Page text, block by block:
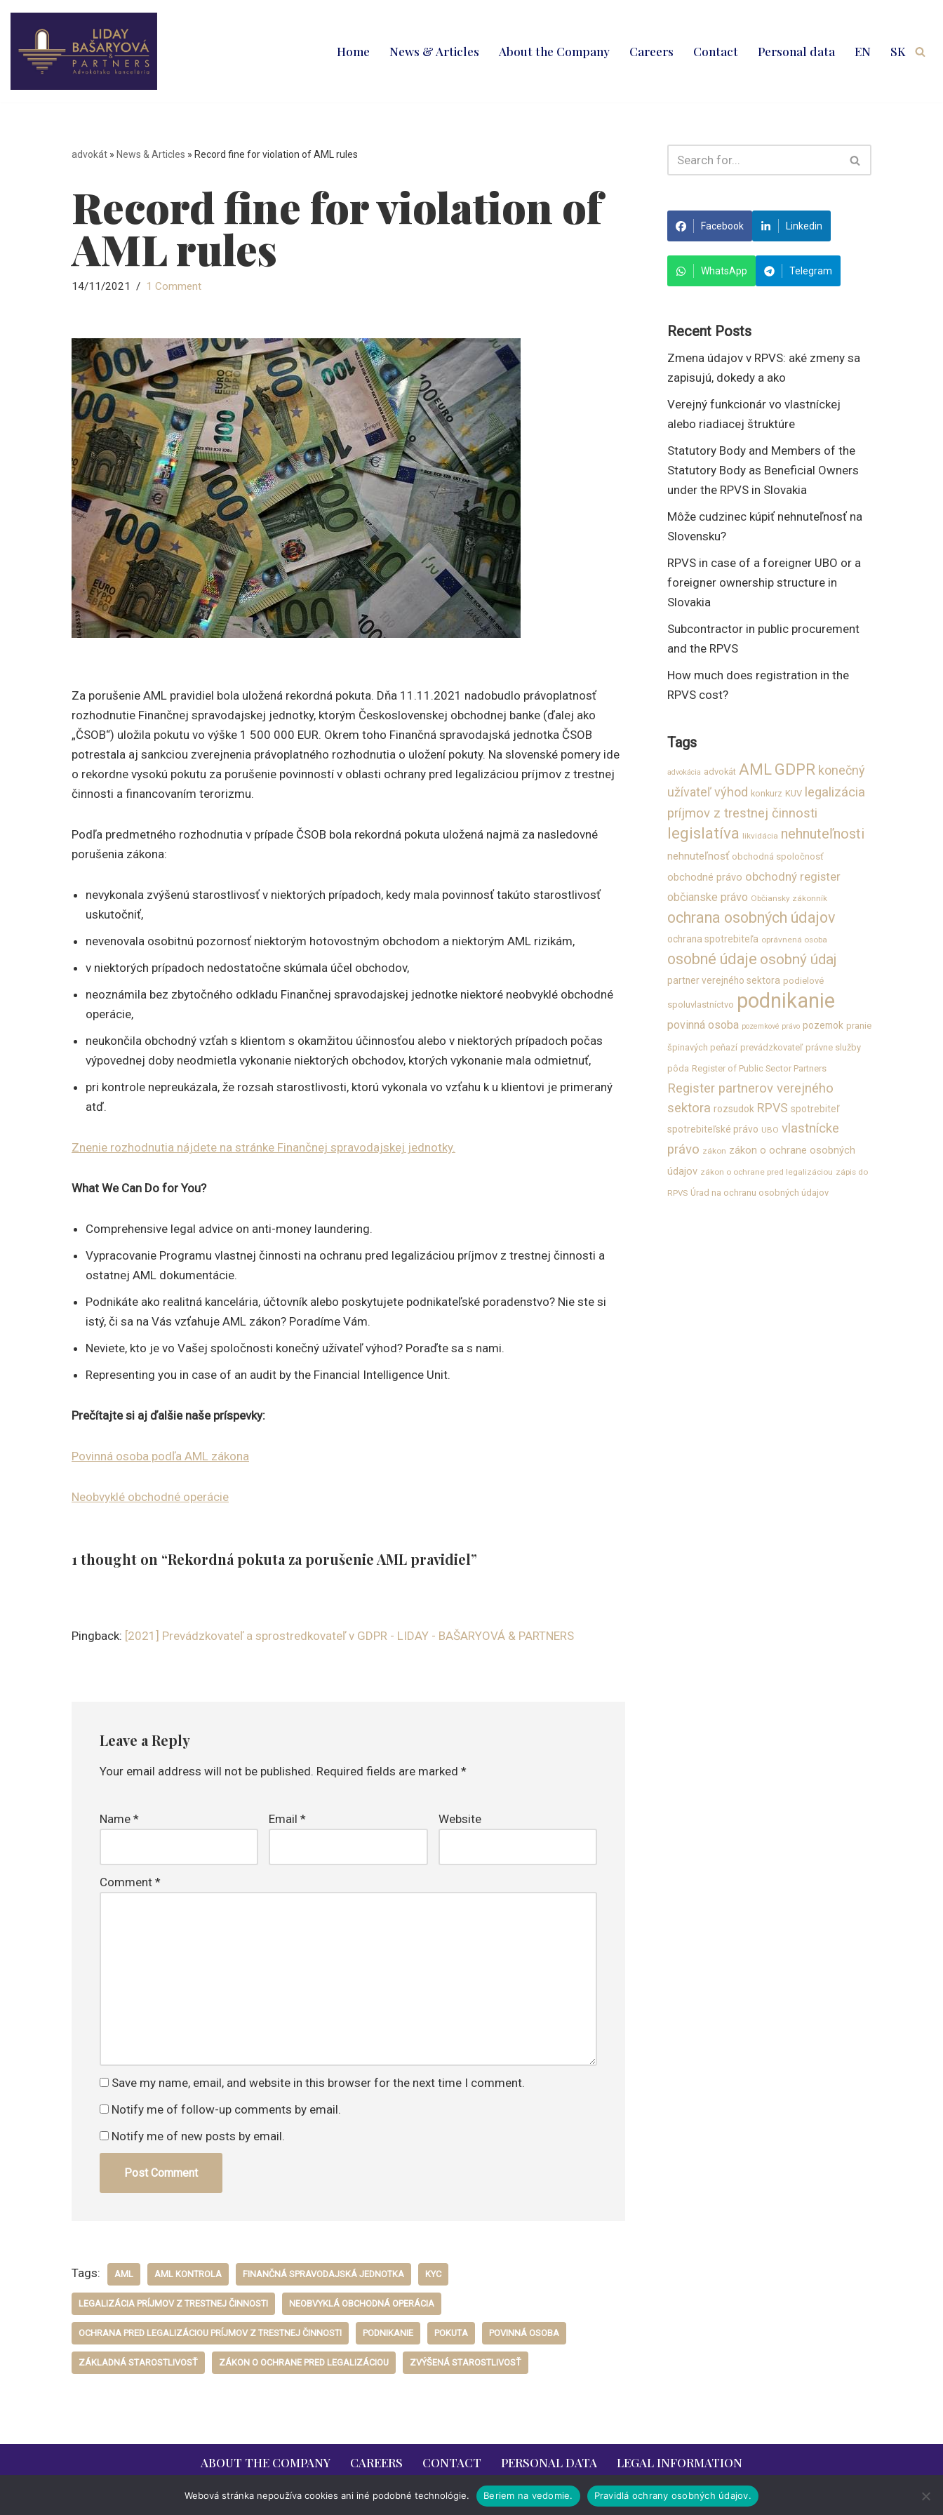
Home News & Articles About the Company Careers Contact Personal data EN SK
advokát » News & Articles » Record fine for violation of AML rules
Record fine for violation of
AML rules
14/11/2021 1 Comment
Za porušenie AML pravidiel bola uložená rekordná pokuta. Dňa 11.11.2021 nadobudlo právoplatnosť
rozhodnutie Finančnej spravodajskej jednotky, ktorým Československej obchodnej banke (ďalej ako
„ČSOB“) uložila pokutu vo výške 1 500 000 EUR. Okrem toho Finančná spravodajská jednotka ČSOB
potrestala aj sankciou zverejnenia právoplatného rozhodnutia o uložení pokuty. Na slovenské pomery ide
o rekordne vysokú pokutu za porušenie povinností v oblasti ochrany pred legalizáciou príjmov z trestnej
činnosti a financovaním terorizmu.
Podľa predmetného rozhodnutia v prípade ČSOB bola rekordná pokuta uložená najmä za nasledovné
porušenia zákona:
nevykonala zvýšenú starostlivosť v niektorých prípadoch, kedy mala povinnosť takúto starostlivosť
uskutočniť,
nevenovala osobitnú pozornosť niektorým hotovostným obchodom a niektorým AML rizikám,
v niektorých prípadoch nedostatočne skúmala účel obchodov,
neoznámila bez zbytočného odkladu Finančnej spravodajskej jednotke niektoré neobvyklé obchodné
operácie,
neukončila obchodný vzťah s klientom s okamžitou účinnosťou alebo v niektorých prípadoch počas
výpovednej doby neodmietla vykonanie niektorých obchodov, ktorých vykonanie mala odmietnuť,
pri kontrole nepreukázala, že rozsah starostlivosti, ktorú vykonala vo vzťahu k u klientovi je primeraný
atď.
Znenie rozhodnutia nájdete na stránke Finančnej spravodajskej jednotky.
What We Can Do for You?
Comprehensive legal advice on anti-money laundering.
Vypracovanie Programu vlastnej činnosti na ochranu pred legalizáciou príjmov z trestnej činnosti a
ostatnej AML dokumentácie.
Podnikáte ako realitná kancelária, účtovník alebo poskytujete podnikateľské poradenstvo? Nie ste si
istý, či sa na Vás vzťahuje AML zákon? Poradíme Vám.
Neviete, kto je vo Vašej spoločnosti konečný užívateľ výhod? Poraďte sa s nami.
Representing you in case of an audit by the Financial Intelligence Unit.
Prečítajte si aj ďalšie naše príspevky:
Povinná osoba podľa AML zákona
Neobvyklé obchodné operácie
1 thought on “Rekordná pokuta za porušenie AML pravidiel”
Pingback: [2021] Prevádzkovateľ a sprostredkovateľ v GDPR - LIDAY - BAŠARYOVÁ & PARTNERS
Leave a Reply
Your email address will not be published. Required fields are marked *
Name * Email* Website
Comment *
Save my name, email, and website in this browser for the next time I comment.
Notify me of follow-up comments by email.
Notify me of new posts by email.
Tags: AML AML KONTROLA FINANČNÁ SPRAVODAJSKÁ JEDNOTKA KYC
LEGALIZÁCIA PRÍJMOV Z TRESTNEJ ČINNOSTI NEOBVYKLÁ OBCHODNÁ OPERÁCIA
OCHRANA PRED LEGALIZÁCIOU PRÍJMOV Z TRESTNEJ ČINNOSTI PODNIKANIE POKUTA POVINNÁ OSOBA
ZÁKLADNÁ STAROSTLIVOSŤ ZÁKON O OCHRANE PRED LEGALIZÁCIOU ZVÝŠENÁ STAROSTLIVOSŤ
Facebook Linkedin
WhatsApp Telegram
Recent Posts
Zmena údajov v RPVS: aké zmeny sa
zapisujú, dokedy a ako
Verejný funkcionár vo vlastníckej
alebo riadiacej štruktúre
Statutory Body and Members of the
Statutory Body as Beneficial Owners
under the RPVS in Slovakia
Môže cudzinec kúpiť nehnuteľnosť na
Slovensku?
RPVS in case of a foreigner UBO or a
foreigner ownership structure in
Slovakia
Subcontractor in public procurement
and the RPVS
How much does registration in the
RPVS cost?
Tags
advokácia advokát AML GDPR konečný
užívateľ výhod konkurz KUV legalizácia
príjmov z trestnej činnosti
legislatíva likvidácia nehnuteľnosti
nehnuteľnosť obchodná spoločnosť
obchodné právo obchodný register
občianske právo Občiansky zákonník
ochrana osobných údajov
ochrana spotrebiteľa oprávnená osoba
osobné údaje osobný údaj
partner verejného sektora podielové
spoluvlastníctvo podnikanie
povinná osoba pozemkové právo pozemok pranie
špinavých peňazí prevádzkovateľ právne služby
pôda Register of Public Sector Partners
Register partnerov verejného
sektora rozsudok RPVS spotrebiteľ
spotrebiteľské právo UBO vlastnícke
právo zákon zákon o ochrane osobných
údajov zákon o ochrane pred legalizáciou zápis do
RPVS Úrad na ochranu osobných údajov
ABOUT THE COMPANY CAREERS CONTACT PERSONAL DATA LEGAL INFORMATION
Celý obsah webovej stránky je chránený autorským právom.
Webová stránka nepoužíva cookies ani iné podobné technológie. Beriem na vedomie. Pravidlá ochrany osobných údajov.